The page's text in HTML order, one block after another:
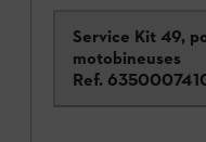
Service Kit 49,
motobineuses
Ref.